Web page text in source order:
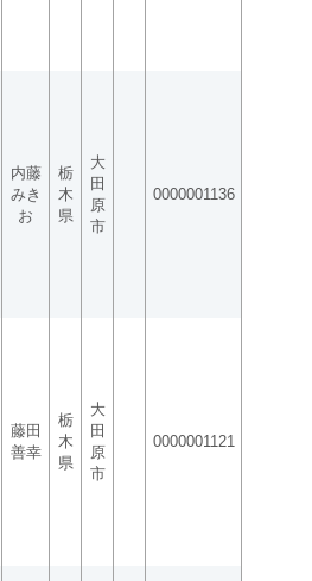
内藤
みき
お
栃
木
県
大
田
原
市
0000001136
藤田
善幸
栃
木
県
大
田
原
市
0000001121